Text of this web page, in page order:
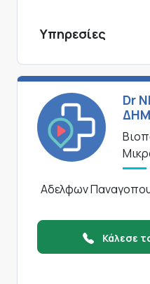
Υπηρεσίες
Dr
Αδελφων
Κάλεσε